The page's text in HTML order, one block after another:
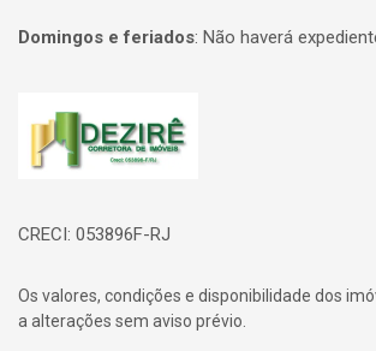
Domingos e feriados: Não haverá
Página inicial
CRECI: 053896F-RJ
Os valores, condições e disponibilidade dos
a alterações sem aviso prévio.